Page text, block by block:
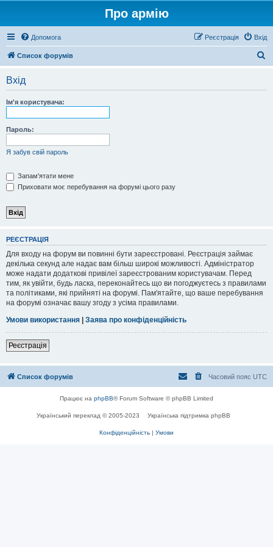
Про армію
Допомога Вхід
Реєстрація
Список форумів
Вхід
Ім'я користувача:
Пароль:
Я забув свій пароль
Запам'ятати мене
Приховати моє перебування на форумі цього разу
РЕЄСТРАЦІЯ
Для входу на форум ви повинні бути зареєстровані. Реєстрація займає
декілька секунд але надає вам більш широкі можливості. Адміністратор
може надати додаткові привілеї зареєстрованим користувачам. Перед
тим, як увійти, будь ласка, переконайтесь що ви погоджуєтесь з правилами
та політиками, які прийняті на форумі. Пам'ятайте, що ваше перебування
на форумі означає вашу згоду з усіма правилами.
Умови використання | Заява про конфіденційність
Реєстрація
Список форумів Часовий пояс UTC
Працює на phpBB® Forum Software © phpBB Limited
Український переклад © 2005-2023 Українська підтримка phpBB
Конфіденційність | Умови